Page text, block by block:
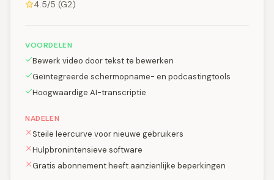
4.5/5 (G2)
VOORDELEN
Bewerk video door tekst te bewerken
Geïntegreerde schermopname- en podcastingtools
Hoogwaardige AI-transcriptie
NADELEN
Steile leercurve voor nieuwe gebruikers
Hulpbronintensieve software
Gratis abonnement heeft aanzienlijke beperkingen